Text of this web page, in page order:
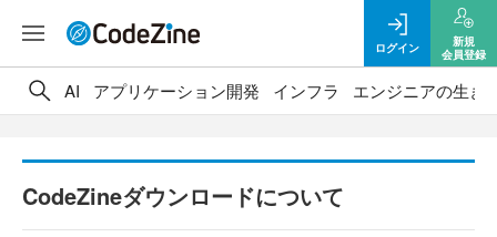
ログイン
新規
会員登録
AI アプリケーション開発 インフラ エンジニアの生き
CodeZineダウンロードについて